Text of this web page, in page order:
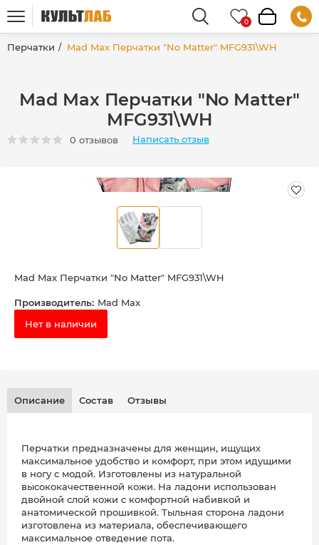
Перчатки Mad Max Перчатки "No Matter" MFG931\WH
Mad Max Перчатки "No Matter"
MFG931\WH
0 отзывов Написать отзыв
Mad Max Перчатки "No Matter" MFG931\WH
Производитель: Mad Max
Нет в наличии
Описание Состав Отзывы
Перчатки предназначены для женщин, ищущих
максимальное удобство и комфорт, при этом идущими
в ногу с модой. Изготовлены из натуральной
высококачественной кожи. На ладони использован
двойной слой кожи с комфортной набивкой и
анатомической прошивкой. Тыльная сторона ладони
изготовлена из материала, обеспечивающего
максимальное отведение пота.